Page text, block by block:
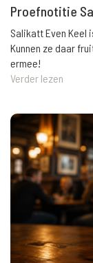
Proefnotitie
Salikatt Even Keel
Kunnen ze daar
ermee!
Verder lezen